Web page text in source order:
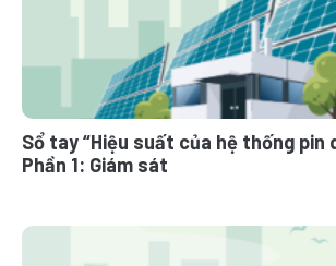
Sổ tay “Hiệu suất của hệ thống pin
Phần 1: Giám sát